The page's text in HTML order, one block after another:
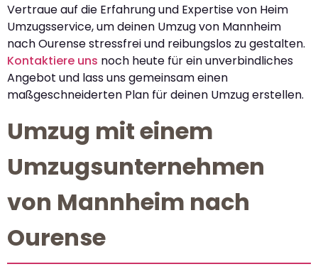
Vertraue auf die Erfahrung und Expertise von Heim
Umzugsservice, um deinen Umzug von Mannheim
nach Ourense stressfrei und reibungslos zu gestalten.
Kontaktiere uns noch heute für ein unverbindliches
Angebot und lass uns gemeinsam einen
maßgeschneiderten Plan für deinen Umzug erstellen.
Umzug mit einem
Umzugsunternehmen
von Mannheim nach
Ourense